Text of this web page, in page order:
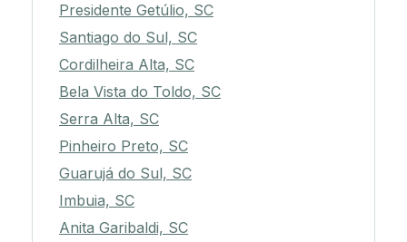
Presidente Getúlio, SC
Santiago do Sul, SC
Cordilheira Alta, SC
Bela Vista do Toldo, SC
Serra Alta, SC
Pinheiro Preto, SC
Guarujá do Sul, SC
Imbuia, SC
Anita Garibaldi, SC